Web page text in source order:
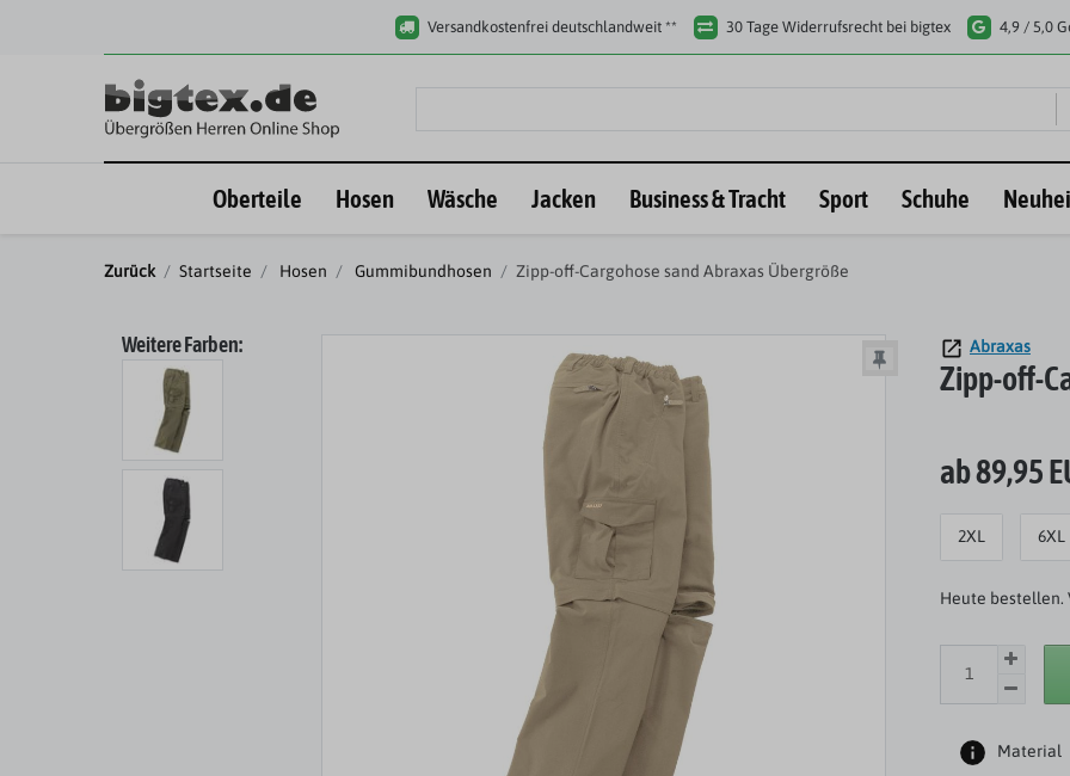
Versandkostenfrei deutschlandweit ** 30 Tage Widerrufsrecht bei bigtex 4,9 / 5,0
Oberteile Hosen Wäsche Jacken Business & Tracht Sport Schuhe
Zurück Startseite Hosen Gummibundhosen Zipp-off-Cargohose sand Abraxas Übergröße
Weitere Farben: Abraxas
Zipp-off-
ab 89,95
2XL 6XL
Heute bestellen.
Material